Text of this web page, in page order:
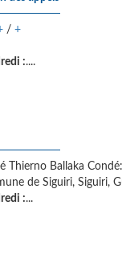
/ +
:....
Thierno Ballaka
de Siguiri, Siguiri,
:...